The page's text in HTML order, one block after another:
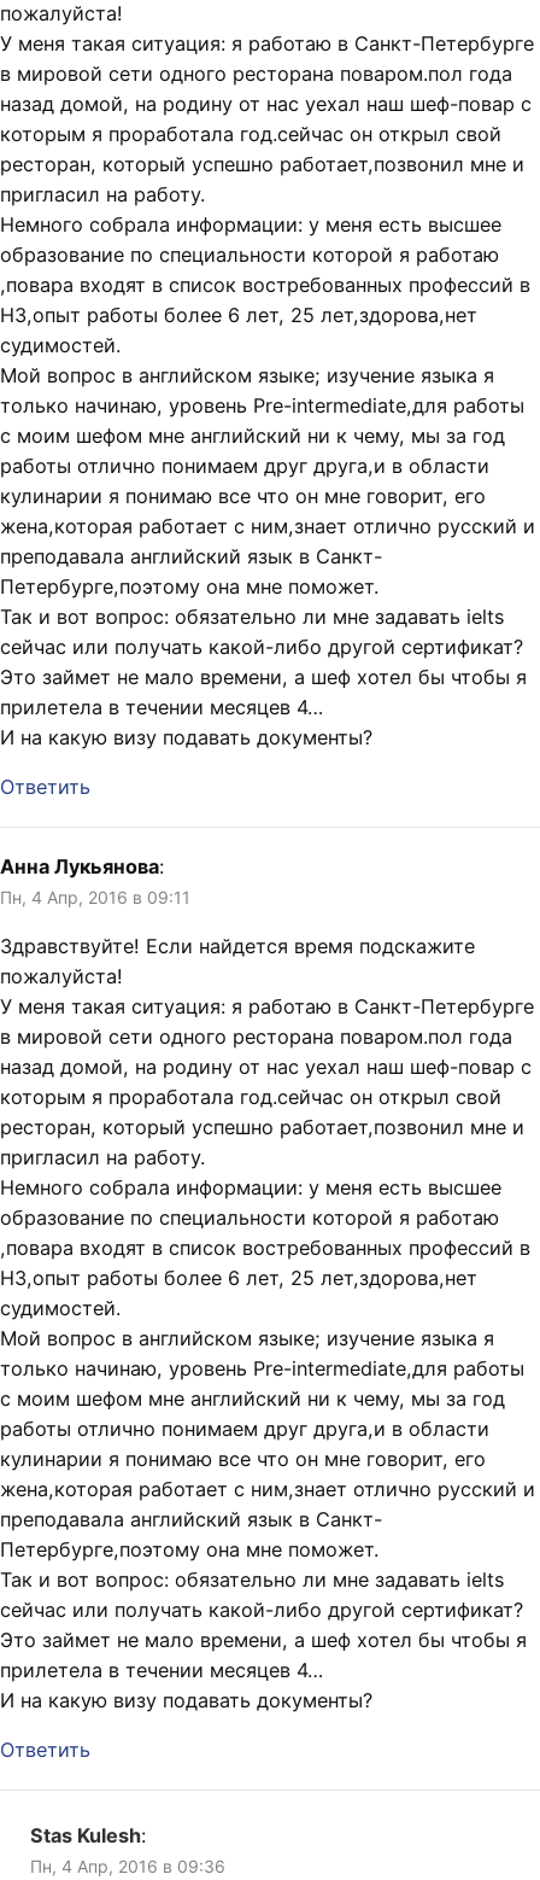
пожалуйста!
У меня такая ситуация: я работаю в Санкт-Петербурге
в мировой сети одного ресторана поваром.пол года
назад домой, на родину от нас уехал наш шеф-повар с
которым я проработала год.сейчас он открыл свой
ресторан, который успешно работает,позвонил мне и
пригласил на работу.
Немного собрала информации: у меня есть высшее
образование по специальности которой я работаю
,повара входят в список востребованных профессий в
НЗ,опыт работы более 6 лет, 25 лет,здорова,нет
судимостей.
Мой вопрос в английском языке; изучение языка я
только начинаю, уровень Pre-intermediate,для работы
с моим шефом мне английский ни к чему, мы за год
работы отлично понимаем друг друга,и в области
кулинарии я понимаю все что он мне говорит, его
жена,которая работает с ним,знает отлично русский и
преподавала английский язык в Санкт-
Петербурге,поэтому она мне поможет.
Так и вот вопрос: обязательно ли мне задавать ielts
сейчас или получать какой-либо другой сертификат?
Это займет не мало времени, а шеф хотел бы чтобы я
прилетела в течении месяцев 4…
И на какую визу подавать документы?
Ответить
Анна Лукьянова:
Пн, 4 Апр, 2016 в 09:11
Здравствуйте! Если найдется время подскажите
пожалуйста!
У меня такая ситуация: я работаю в Санкт-Петербурге
в мировой сети одного ресторана поваром.пол года
назад домой, на родину от нас уехал наш шеф-повар с
которым я проработала год.сейчас он открыл свой
ресторан, который успешно работает,позвонил мне и
пригласил на работу.
Немного собрала информации: у меня есть высшее
образование по специальности которой я работаю
,повара входят в список востребованных профессий в
НЗ,опыт работы более 6 лет, 25 лет,здорова,нет
судимостей.
Мой вопрос в английском языке; изучение языка я
только начинаю, уровень Pre-intermediate,для работы
с моим шефом мне английский ни к чему, мы за год
работы отлично понимаем друг друга,и в области
кулинарии я понимаю все что он мне говорит, его
жена,которая работает с ним,знает отлично русский и
преподавала английский язык в Санкт-
Петербурге,поэтому она мне поможет.
Так и вот вопрос: обязательно ли мне задавать ielts
сейчас или получать какой-либо другой сертификат?
Это займет не мало времени, а шеф хотел бы чтобы я
прилетела в течении месяцев 4…
И на какую визу подавать документы?
Ответить
Stas Kulesh:
Пн, 4 Апр, 2016 в 09:36